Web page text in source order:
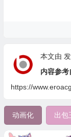
本文由
内容参考
https://
动画化 出包